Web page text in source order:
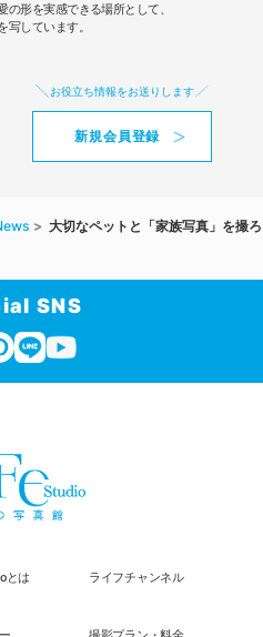
形を実感できる場所として、
写しています。
お役立ち情報をお送りします
新規会員登録
大切なペットと「家族写真」を撮ろ
SNS
とは ライフチャンネル